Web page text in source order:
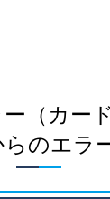
（カー
のエラー